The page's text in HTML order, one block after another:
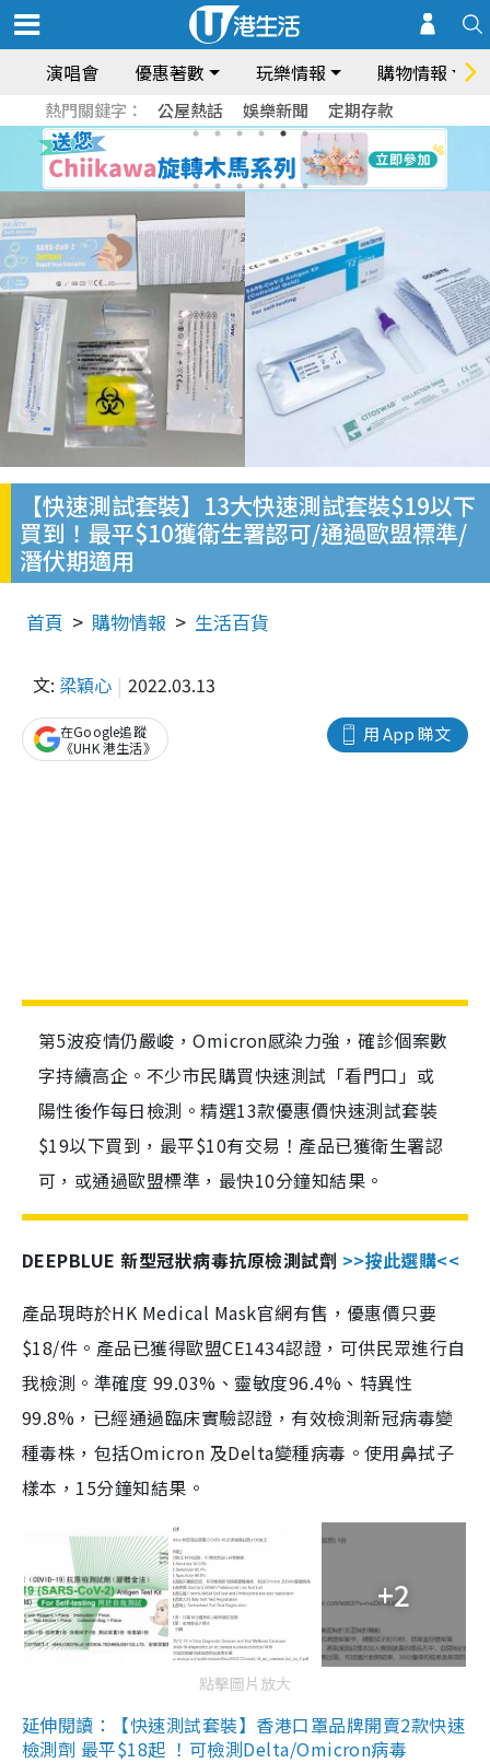
演唱會 優惠著數 玩樂情報 購物情報
熱門關鍵字： 公屋熱話 娛樂新聞 定期存款
【快速測試套裝】13大快速測試套裝$19以下
買到！最平$10獲衛生署認可/通過歐盟標準/
潛伏期適用
首頁 購物情報 生活百貨
文: 梁穎心 2022.03.13
用 App 睇文
在Google追蹤
《UHK 港生活》
第5波疫情仍嚴峻，Omicron感染力強，確診個案數
字持續高企。不少市民購買快速測試「看門口」或
陽性後作每日檢測。精選13款優惠價快速測試套裝
$19以下買到，最平$10有交易！產品已獲衛生署認
可，或通過歐盟標準，最快10分鐘知結果。
DEEPBLUE 新型冠狀病毒抗原檢測試劑 >>按此選購<<
產品現時於HK Medical Mask官網有售，優惠價只要
$18/件。產品已獲得歐盟CE1434認證，可供民眾進行自
我檢測。準確度 99.03%、靈敏度96.4%、特異性
99.8%，已經通過臨床實驗認證，有效檢測新冠病毒變
種毒株，包括Omicron 及Delta變種病毒。使用鼻拭子
樣本，15分鐘知結果。
+2
點擊圖片放大
延伸閱讀：【快速測試套裝】香港口罩品牌開賣2款快速
檢測劑 最平$18起 ！可檢測Delta/Omicron病毒